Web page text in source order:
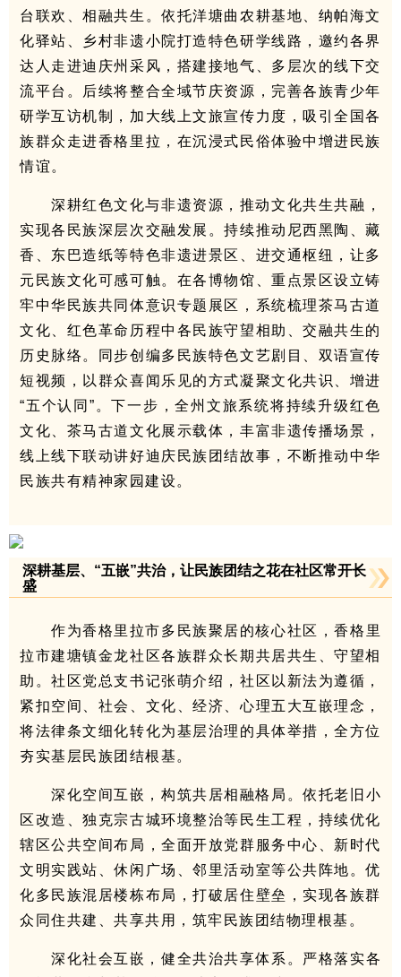
台联欢、相融共生。依托洋塘曲农耕基地、纳帕海文
化驿站、乡村非遗小院打造特色研学线路，邀约各界
达人走进迪庆州采风，搭建接地气、多层次的线下交
流平台。后续将整合全域节庆资源，完善各族青少年
研学互访机制，加大线上文旅宣传力度，吸引全国各
族群众走进香格里拉，在沉浸式民俗体验中增进民族
情谊。
深耕红色文化与非遗资源，推动文化共生共融，
实现各民族深层次交融发展。持续推动尼西黑陶、藏
香、东巴造纸等特色非遗进景区、进交通枢纽，让多
元民族文化可感可触。在各博物馆、重点景区设立铸
牢中华民族共同体意识专题展区，系统梳理茶马古道
文化、红色革命历程中各民族守望相助、交融共生的
历史脉络。同步创编多民族特色文艺剧目、双语宣传
短视频，以群众喜闻乐见的方式凝聚文化共识、增进
“五个认同”。下一步，全州文旅系统将持续升级红色
文化、茶马古道文化展示载体，丰富非遗传播场景，
线上线下联动讲好迪庆民族团结故事，不断推动中华
民族共有精神家园建设。
深耕基层、“五嵌”共治，让民族团结之花在社区常开长
盛
作为香格里拉市多民族聚居的核心社区，香格里
拉市建塘镇金龙社区各族群众长期共居共生、守望相
助。社区党总支书记张萌介绍，社区以新法为遵循，
紧扣空间、社会、文化、经济、心理五大互嵌理念，
将法律条文细化转化为基层治理的具体举措，全方位
夯实基层民族团结根基。
深化空间互嵌，构筑共居相融格局。依托老旧小
区改造、独克宗古城环境整治等民生工程，持续优化
辖区公共空间布局，全面开放党群服务中心、新时代
文明实践站、休闲广场、邻里活动室等公共阵地。优
化多民族混居楼栋布局，打破居住壁垒，实现各族群
众同住共建、共享共用，筑牢民族团结物理根基。
深化社会互嵌，健全共治共享体系。严格落实各